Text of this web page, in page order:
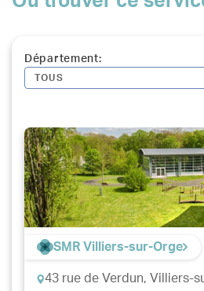
Département:
TOUS
SMR Villiers-sur-Orge
43 rue de Verdun, Villiers-